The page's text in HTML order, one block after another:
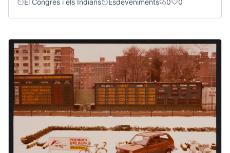
El Congrés i els Indians
Esdeveniments 0 0